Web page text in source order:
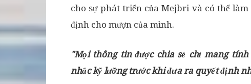
cho sự phát triển của Mejbri và có thể
định cho mượn của mình.
"Mọi thông tin được chia sẻ chỉ mang
nhắc kỹ lưỡng trước khi đưa ra quyết định